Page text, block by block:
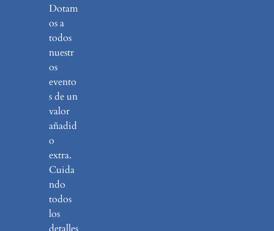
Dotam
os a
todos
nuestr
os
evento
s de un
valor
añadid
o
extra.
Cuida
ndo
todos
los